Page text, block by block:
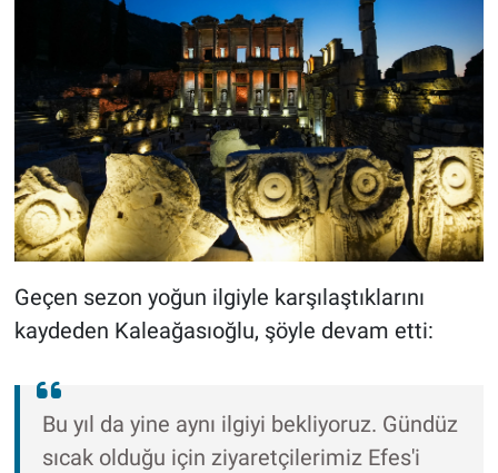
Geçen sezon yoğun ilgiyle karşılaştıklarını
kaydeden Kaleağasıoğlu, şöyle devam etti:
Bu yıl da yine aynı ilgiyi bekliyoruz. Gündüz
sıcak olduğu için ziyaretçilerimiz Efes'i